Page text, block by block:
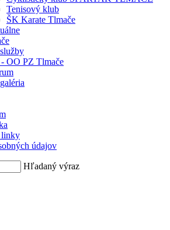
Tenisový klub
ŠK Karate Tlmače
OO PZ Tlmače
linky
údajov
Hľadaný výraz